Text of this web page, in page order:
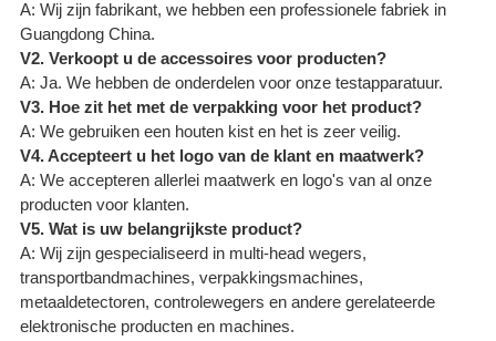
A: Wij zijn fabrikant, we hebben een professionele fabriek in
Guangdong China.
V2. Verkoopt u de accessoires voor producten?
A: Ja. We hebben de onderdelen voor onze testapparatuur.
V3. Hoe zit het met de verpakking voor het product?
A: We gebruiken een houten kist en het is zeer veilig.
V4. Accepteert u het logo van de klant en maatwerk?
A: We accepteren allerlei maatwerk en logo's van al onze
producten voor klanten.
V5. Wat is uw belangrijkste product?
A: Wij zijn gespecialiseerd in multi-head wegers,
transportbandmachines, verpakkingsmachines,
metaaldetectoren, controlewegers en andere gerelateerde
elektronische producten en machines.